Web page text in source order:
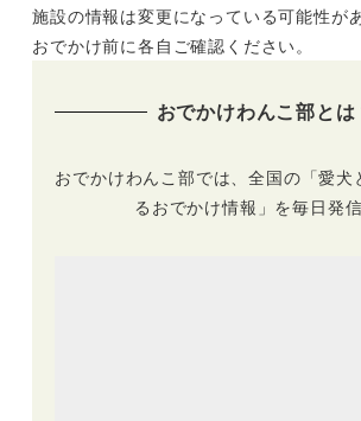
施設の情報は変更になっている可能性が
おでかけ前に各自ご確認ください。
おでかけわんこ部とは
おでかけわんこ部では、全国の「愛犬
るおでかけ情報」を毎日発信